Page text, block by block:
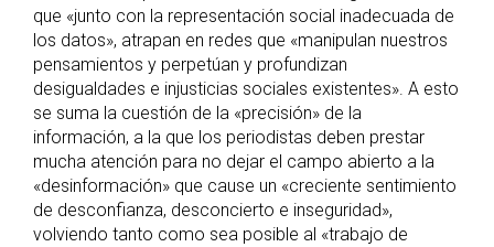
que «junto con la representación social inadecuada de
los datos», atrapan en redes que «manipulan nuestros
pensamientos y perpetúan y profundizan
desigualdades e injusticias sociales existentes». A esto
se suma la cuestión de la «precisión» de la
información, a la que los periodistas deben prestar
mucha atención para no dejar el campo abierto a la
«desinformación» que cause un «creciente sentimiento
de desconfianza, desconcierto e inseguridad»,
volviendo tanto como sea posible al «trabajo de